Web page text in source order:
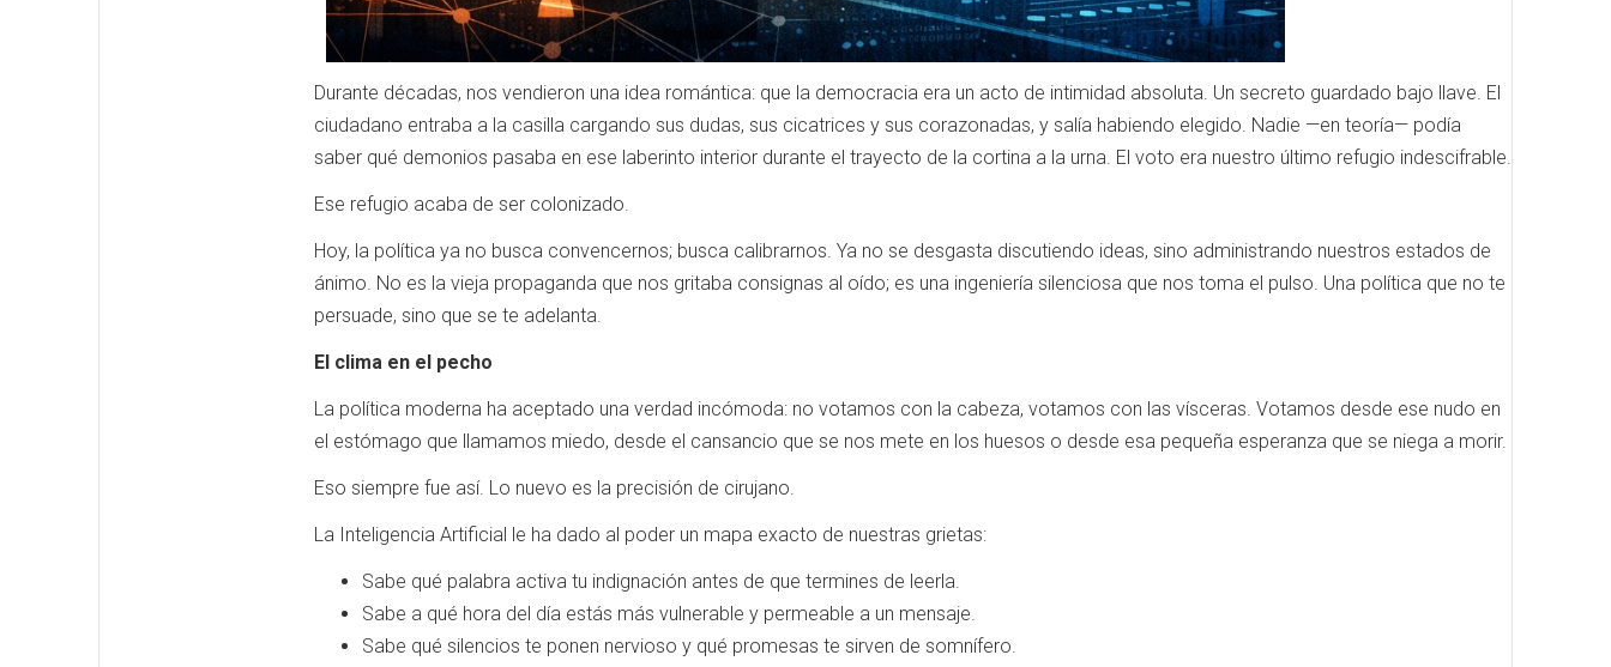
Durante décadas, nos vendieron una idea romántica: que la democracia era un acto de intimidad absoluta. Un secreto guardado bajo llave. El
ciudadano entraba a la casilla cargando sus dudas, sus cicatrices y sus corazonadas, y salía habiendo elegido. Nadie —en teoría— podía
saber qué demonios pasaba en ese laberinto interior durante el trayecto de la cortina a la urna. El voto era nuestro último refugio indescifrable.
Ese refugio acaba de ser colonizado.
Hoy, la política ya no busca convencernos; busca calibrarnos. Ya no se desgasta discutiendo ideas, sino administrando nuestros estados de
ánimo. No es la vieja propaganda que nos gritaba consignas al oído; es una ingeniería silenciosa que nos toma el pulso. Una política que no te
persuade, sino que se te adelanta.
El clima en el pecho
La política moderna ha aceptado una verdad incómoda: no votamos con la cabeza, votamos con las vísceras. Votamos desde ese nudo en
el estómago que llamamos miedo, desde el cansancio que se nos mete en los huesos o desde esa pequeña esperanza que se niega a morir.
Eso siempre fue así. Lo nuevo es la precisión de cirujano.
La Inteligencia Artificial le ha dado al poder un mapa exacto de nuestras grietas:
Sabe qué palabra activa tu indignación antes de que termines de leerla.
Sabe a qué hora del día estás más vulnerable y permeable a un mensaje.
Sabe qué silencios te ponen nervioso y qué promesas te sirven de somnífero.